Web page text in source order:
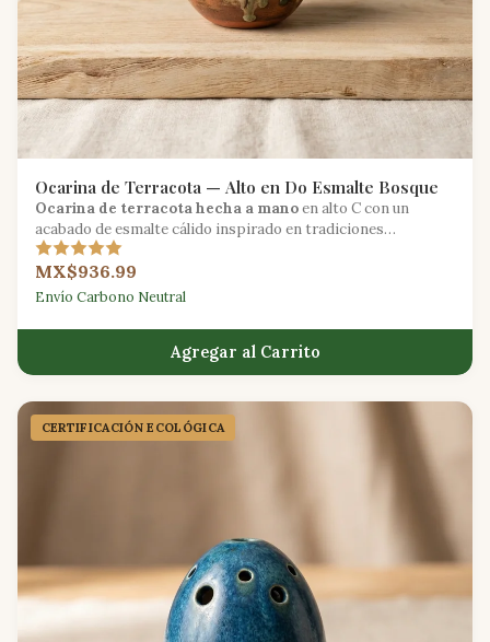
Ocarina de Terracota — Alto en Do Esmalte Bosque
Ocarina de terracota hecha a manoen alto C con un
acabado de esmalte cálido inspirado en tradiciones
folclóricas europeas antiguas.
MX$936.99
Envío Carbono Neutral
Agregar al Carrito
CERTIFICACIÓN ECOLÓGICA